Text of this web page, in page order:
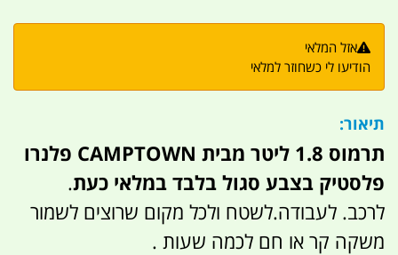
אזל המלאי
הודיעו לי כשחוזר למלאי
תיאור:
תרמוס 1.8 ליטר מבית CAMPTOWN פלנרו
פלסטיק בצבע סגול בלבד במלאי כעת.
לרכב. לעבודה.לשטח ולכל מקום שרוצים לשמור
משקה קר או חם לכמה שעות .